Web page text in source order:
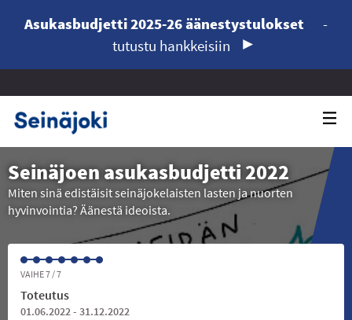
Asukasbudjetti 2025-26 äänestystulokset
-
tutustu hankkeisiin
Seinäjoen asukasbudjetti 2022
Miten sinä edistäisit seinäjokelaisten lasten ja nuorten
hyvinvointia? Äänestä ideoista.
VAIHE 7 / 7
Toteutus
01.06.2022 - 31.12.2022